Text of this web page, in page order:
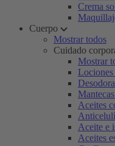
Crema
Cuerpo
Mostrar todos
Cuidado
Mostrar
Aceites
Aceite e
Aceites